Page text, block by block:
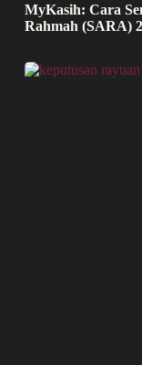
MyKasih: Cara
Rahmah (SARA)